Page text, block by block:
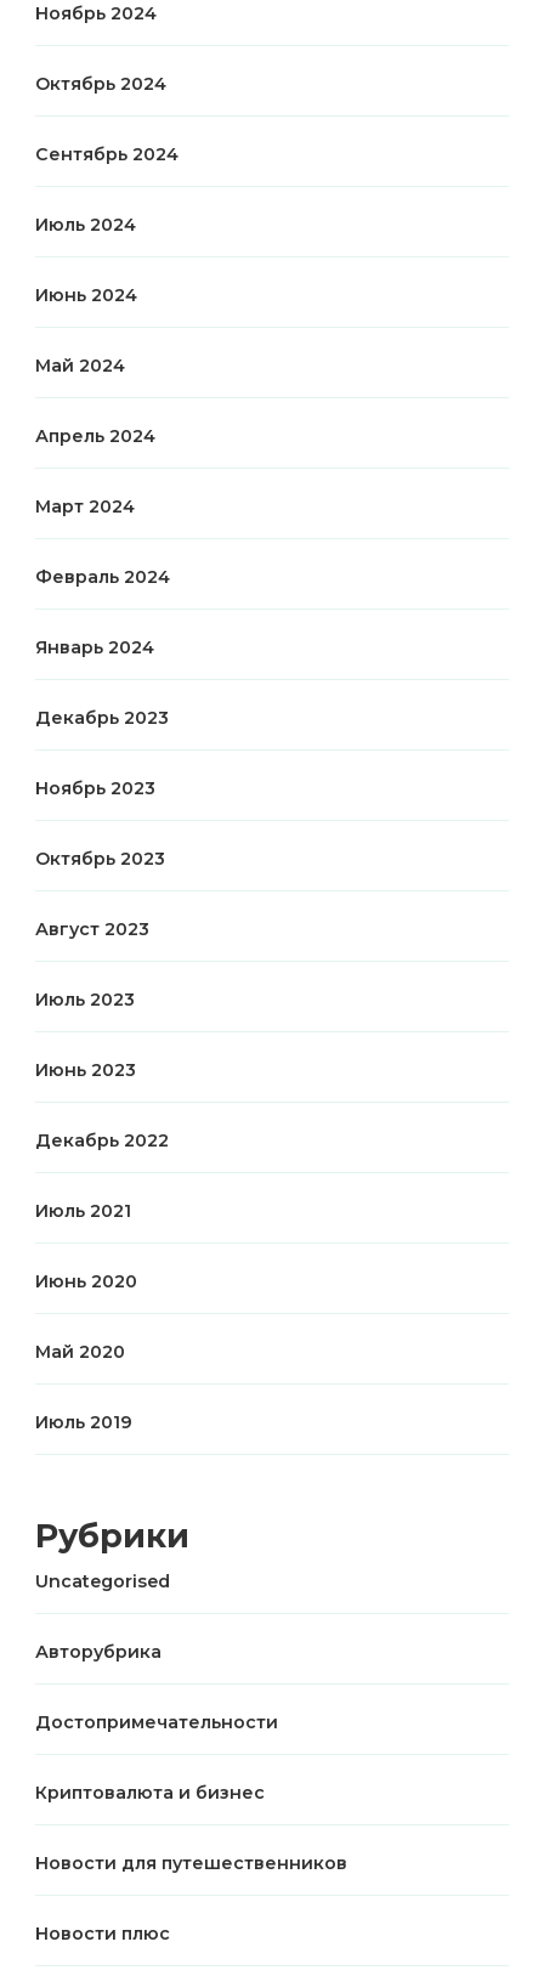
Ноябрь 2024
Октябрь 2024
Сентябрь 2024
Июль 2024
Июнь 2024
Май 2024
Апрель 2024
Март 2024
Февраль 2024
Январь 2024
Декабрь 2023
Ноябрь 2023
Октябрь 2023
Август 2023
Июль 2023
Июнь 2023
Декабрь 2022
Июль 2021
Июнь 2020
Май 2020
Июль 2019
Рубрики
Uncategorised
Авторубрика
Достопримечательности
Криптовалюта и бизнес
Новости для путешественников
Новости плюс